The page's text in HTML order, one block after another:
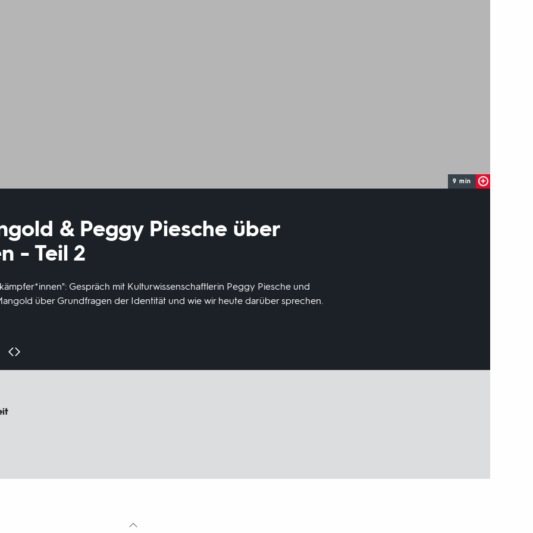
9 min
& Peggy Piesche über
- Teil 2
Gespräch mit Kulturwissenschaftlerin Peggy Piesche und
über Grundfragen der Identität und wie wir heute darüber sprechen.